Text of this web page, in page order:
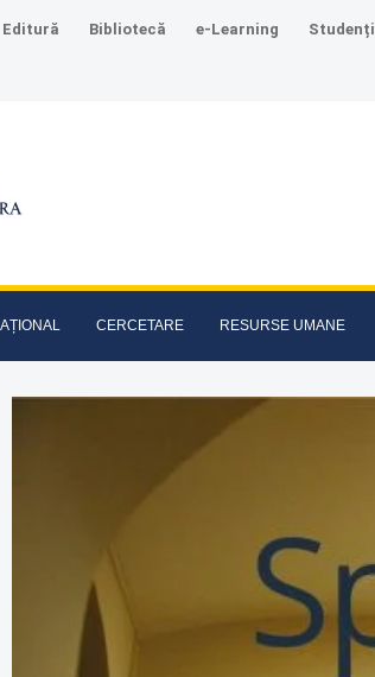
Editură Bibliotecă e-Learning Studenți
CERCETARE RESURSE UMANE